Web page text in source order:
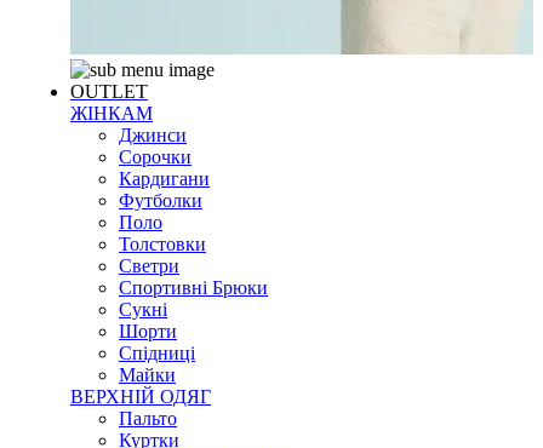
OUTLET
ЖІНКАМ
Джинси
Сорочки
Кардигани
Футболки
Поло
Толстовки
Светри
Спортивні Брюки
Сукні
Шорти
Спідниці
Майки
ВЕРХНІЙ ОДЯГ
Пальто
Куртки